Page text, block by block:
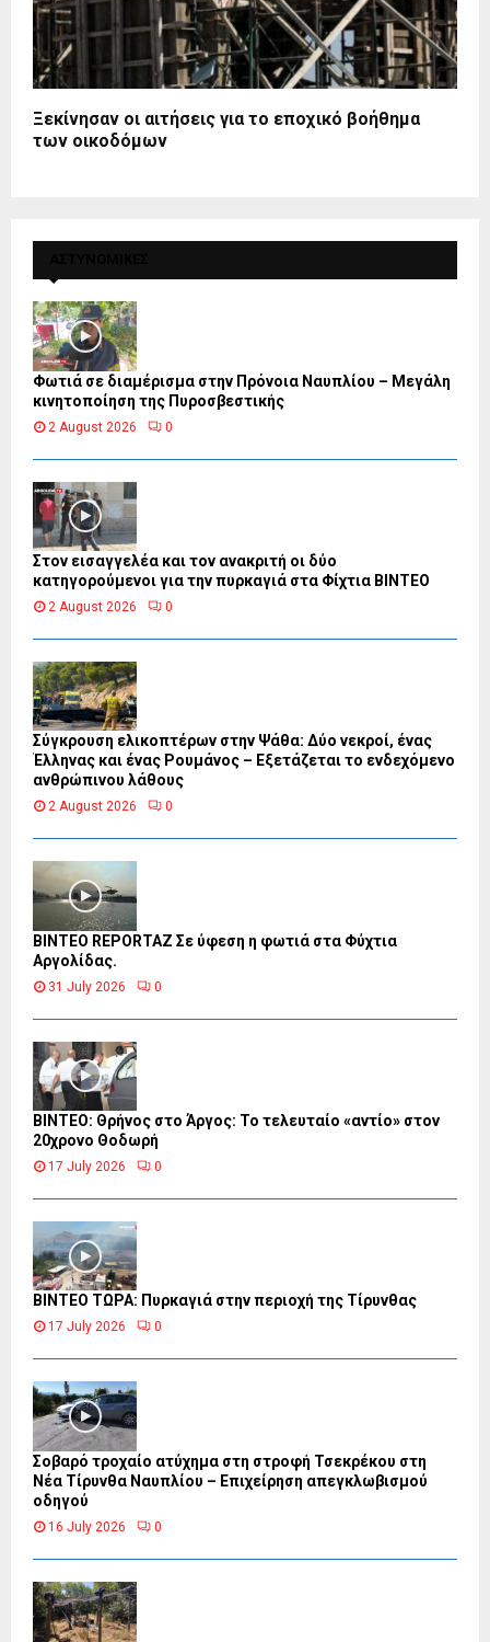
Ξεκίνησαν οι αιτήσεις για το εποχικό βοήθημα
των οικοδόμων
Φωτιά σε διαμέρισμα στην Πρόνοια Ναυπλίου – Μεγάλη
κινητοποίηση της Πυροσβεστικής
2 August 2026 0
Στον εισαγγελέα και τον ανακριτή οι δύο
κατηγορούμενοι για την πυρκαγιά στα Φίχτια ΒΙΝΤΕΟ
2 August 2026 0
Σύγκρουση ελικοπτέρων στην Ψάθα: Δύο νεκροί, ένας
Έλληνας και ένας Ρουμάνος – Εξετάζεται το ενδεχόμενο
ανθρώπινου λάθους
2 August 2026 0
BINTEO REPORTAZ Σε ύφεση η φωτιά στα Φύχτια
Αργολίδας.
31 July 2026 0
ΒΙΝΤΕΟ: Θρήνος στο Άργος: Το τελευταίο «αντίο» στον
20χρονο Θοδωρή
17 July 2026 0
ΒΙΝΤΕΟ ΤΩΡΑ: Πυρκαγιά στην περιοχή της Τίρυνθας
17 July 2026 0
Σοβαρό τροχαίο ατύχημα στη στροφή Τσεκρέκου στη
Νέα Τίρυνθα Ναυπλίου – Επιχείρηση απεγκλωβισμού
οδηγού
16 July 2026 0